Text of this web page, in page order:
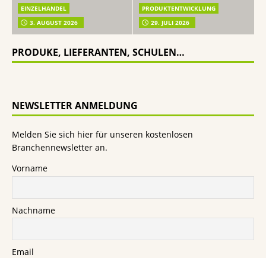
EINZELHANDEL
3. AUGUST 2026
PRODUKTENTWICKLUNG
29. JULI 2026
PRODUKE, LIEFERANTEN, SCHULEN…
NEWSLETTER ANMELDUNG
Melden Sie sich hier für unseren kostenlosen
Branchennewsletter an.
Vorname
Nachname
Email